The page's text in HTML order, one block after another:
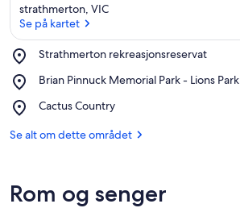
strathmerton, VIC
Se på kartet
Strathmerton rekreasjonsreservat
Place,
rekreasjonsreservat
Brian Pinnuck Memorial Park - Lions Park
Place,
Pinnuck
Park
Cactus Country
Place,
Country
Se alt om dette området
Rom og senger